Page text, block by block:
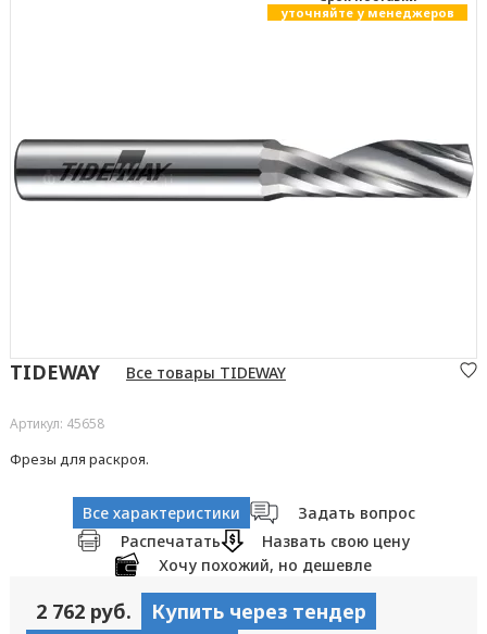
уточняйте у менеджеров
TIDEWAY Все товары TIDEWAY
Артикул: 45658
Фрезы для раскроя.
Все характеристики
Задать вопрос
Распечатать
Назвать свою цену
Хочу похожий, но дешевле
2 762 руб.
Купить через тендер